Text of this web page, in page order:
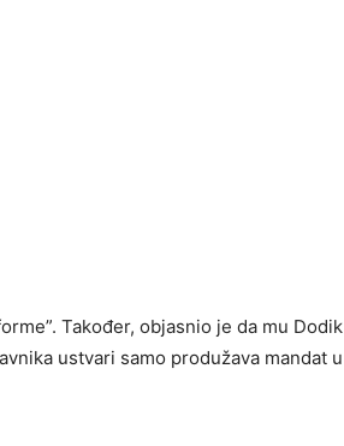
Također, objasnio je da mu Dodik
ustvari samo produžava mandat u